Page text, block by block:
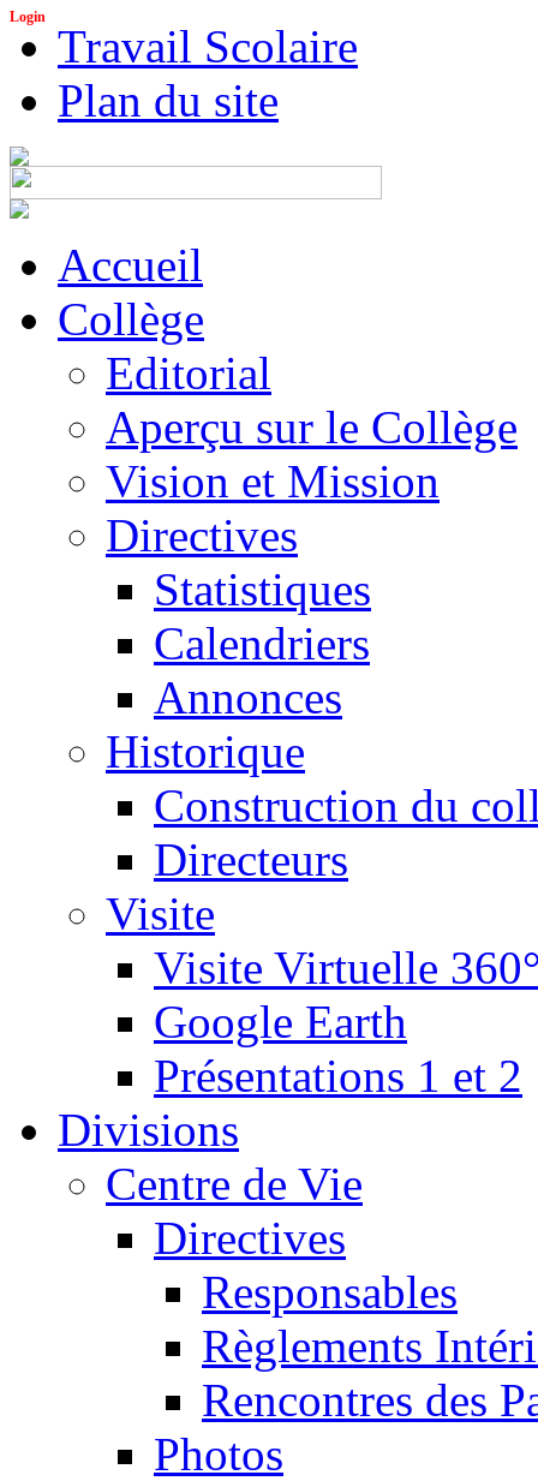
Login
Travail Scolaire
Plan du site
Accueil
Collège
Editorial
Aperçu sur le Collège
Vision et Mission
Directives
Statistiques
Calendriers
Annonces
Historique
Construction du
Directeurs
Visite
Visite Virtuelle
Google Earth
Présentations 1 et 2
Divisions
Centre de Vie
Directives
Responsables
Règlements
Rencontres des
Photos